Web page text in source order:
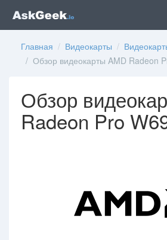
Главная / Видеокарты /
/ Обзор видеокарты AMD Radeon
Обзор
Radeon Pro